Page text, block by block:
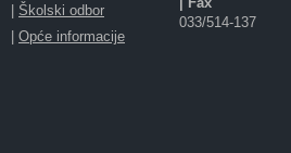
| Školski odbor
| Opće informacije
033/514-137